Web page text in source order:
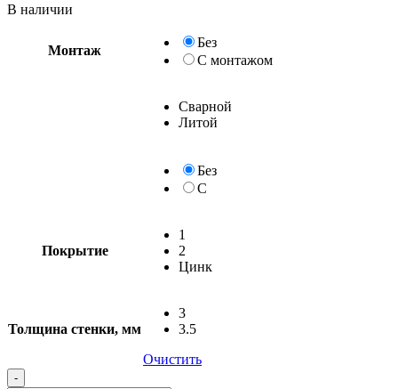
В наличии
Монтаж
Без
С монтажом
Сварной
Литой
Без
С
Покрытие
1
2
Цинк
Толщина стенки, мм
3
3.5
Очистить
-